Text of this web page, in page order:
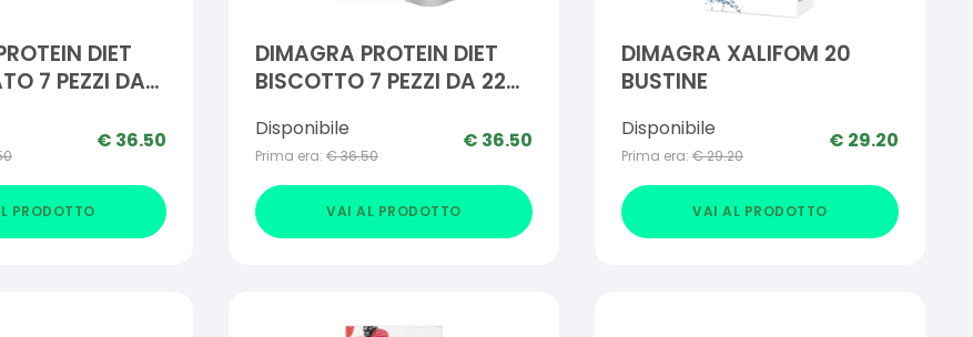
DIET
7 PEZZI DA
€ 36.50
PRODOTTO
DIMAGRA PROTEIN DIET
BISCOTTO 7 PEZZI DA 220
Disponibile
Prima era: €36.50
€ 36.50
VAI AL PRODOTTO
DIMAGRA XALIFOM 20
BUSTINE
Disponibile
Prima era: €29.20
€ 29.20
VAI AL PRODOTTO